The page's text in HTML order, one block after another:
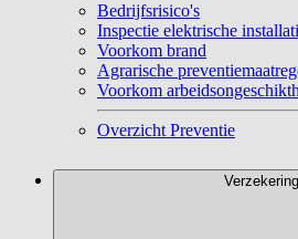
Bedrijfsrisico's
Inspectie elektrische
Voorkom brand
Agrarische
Voorkom
Overzicht Preventie